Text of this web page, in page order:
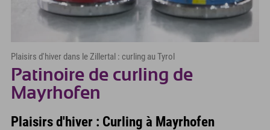
Plaisirs d'hiver dans le Zillertal : curling au Tyrol
Patinoire de curling de
Mayrhofen
Plaisirs d'hiver : Curling à Mayrhofen